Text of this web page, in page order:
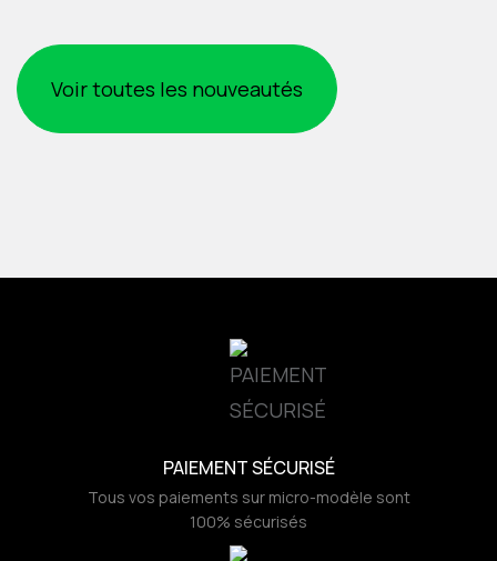
Voir toutes les nouveautés
PAIEMENT SÉCURISÉ
Tous vos paiements sur micro-modèle sont
100% sécurisés